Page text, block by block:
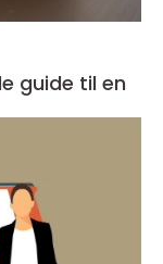
guide til en